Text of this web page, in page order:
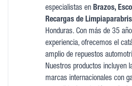
especialistas en Brazos,
Recargas de
Honduras. Con más de 35
experiencia, ofrecemos el
amplio de repuestos
Nuestros productos incluyen
marcas internacionales con